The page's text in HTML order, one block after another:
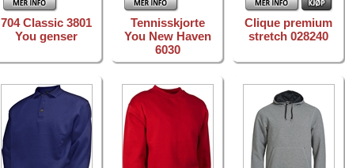
704 Classic 3801
You genser
Tennisskjorte
You New Haven
6030
Clique premium
stretch 028240